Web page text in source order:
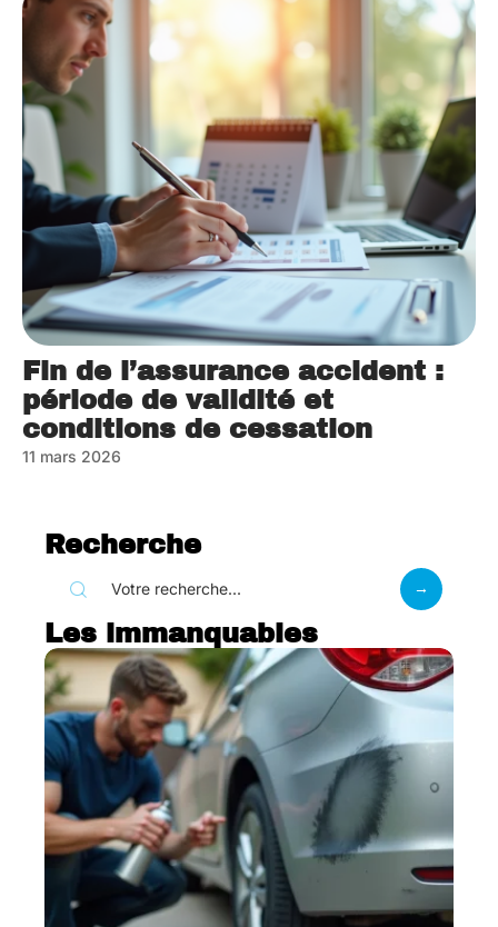
Fin de l’assurance accident :
période de validité et
conditions de cessation
11 mars 2026
Recherche
Les immanquables